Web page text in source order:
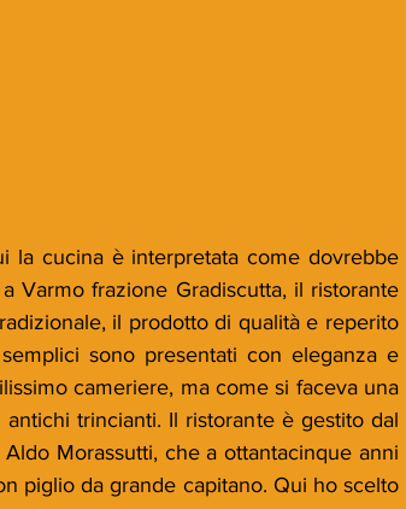
la cucina è interpretata come dovrebbe
Varmo frazione Gradiscutta, il ristorante
il prodotto di qualità e reperito
sono presentati con eleganza e
cameriere, ma come si faceva una
trincianti. Il ristorante è gestito dal
Morassutti, che a ottantacinque anni
piglio da grande capitano. Qui ho scelto